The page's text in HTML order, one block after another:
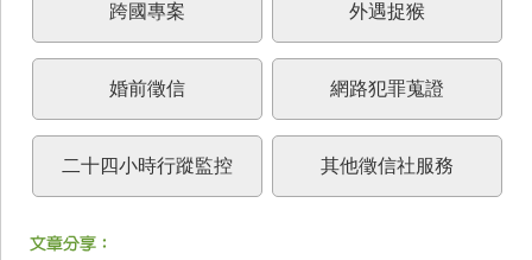
跨國專案 外遇捉猴
婚前徵信 網路犯罪蒐證
二十四小時行蹤監控 其他徵信社服務